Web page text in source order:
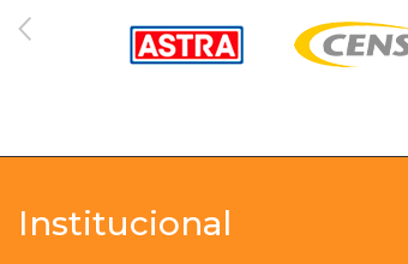
Institucional